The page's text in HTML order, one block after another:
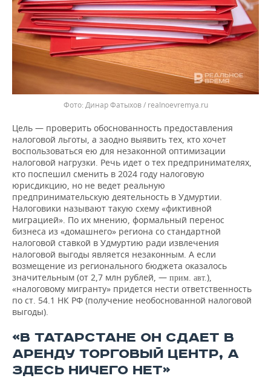
Динар Фатыхов / realnoevremya.ru
Цель — проверить обоснованность предоставления
налоговой льготы, а заодно выявить тех, кто хочет
воспользоваться ею для незаконной оптимизации
налоговой нагрузки. Речь идет о тех предпринимателях,
кто поспешил сменить в 2024 году налоговую
юрисдикцию, но не ведет реальную
предпринимательскую деятельность в Удмуртии.
Налоговики называют такую схему «фиктивной
миграцией». По их мнению, формальный перенос
бизнеса из «домашнего» региона со стандартной
налоговой ставкой в Удмуртию ради извлечения
налоговой выгоды является незаконным. А если
возмещение из регионального бюджета оказалось
значительным (от 2,7 млн рублей, — прим. авт.),
«налоговому мигранту» придется нести ответственность
по ст. 54.1 НК РФ (получение необоснованной налоговой
выгоды).
«В ТАТАРСТАНЕ ОН СДАЕТ В
АРЕНДУ ТОРГОВЫЙ ЦЕНТР, А
ЗДЕСЬ НИЧЕГО НЕТ»